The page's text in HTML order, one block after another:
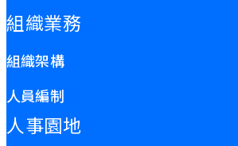
組織業務
組織架構
人員編制
人事園地